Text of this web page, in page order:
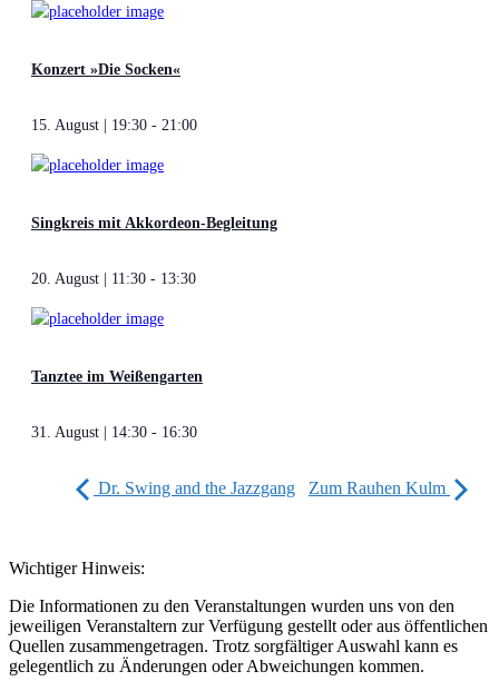
Konzert »Die Socken«
15. August | 19:30 - 21:00
Singkreis mit Akkordeon-Begleitung
20. August | 11:30 - 13:30
Tanztee im Weißengarten
31. August | 14:30 - 16:30
Dr. Swing and the Jazzgang Zum Rauhen Kulm
Wichtiger Hinweis:
Die Informationen zu den Veranstaltungen wurden uns von den
jeweiligen Veranstaltern zur Verfügung gestellt oder aus öffentlichen
Quellen zusammengetragen. Trotz sorgfältiger Auswahl kann es
gelegentlich zu Änderungen oder Abweichungen kommen.